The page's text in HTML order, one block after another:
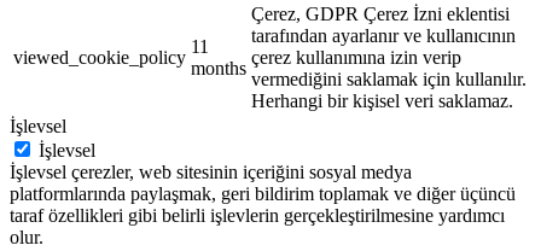
viewed_cookie_policy
11
months
Çerez, GDPR Çerez İzni eklentisi
tarafından ayarlanır ve kullanıcının
çerez kullanımına izin verip
vermediğini saklamak için kullanılır.
Herhangi bir kişisel veri saklamaz.
İşlevsel
İşlevsel
İşlevsel çerezler, web sitesinin içeriğini sosyal medya
platformlarında paylaşmak, geri bildirim toplamak ve diğer üçüncü
taraf özellikleri gibi belirli işlevlerin gerçekleştirilmesine yardımcı
olur.